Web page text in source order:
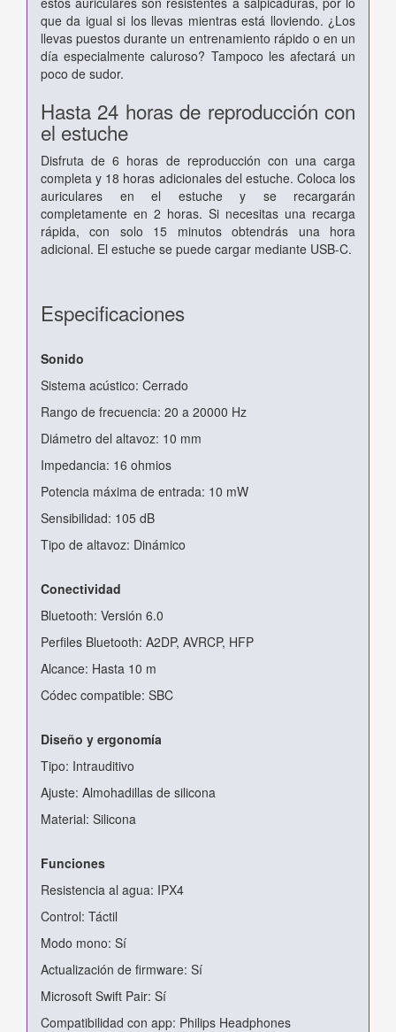
que da igual si los llevas mientras está lloviendo. ¿Los
llevas puestos durante un entrenamiento rápido o en un
día especialmente caluroso? Tampoco les afectará un
poco de sudor.
Hasta 24 horas de reproducción con
el estuche
Disfruta de 6 horas de reproducción con una carga
completa y 18 horas adicionales del estuche. Coloca los
auriculares en el estuche y se recargarán
completamente en 2 horas. Si necesitas una recarga
rápida, con solo 15 minutos obtendrás una hora
adicional. El estuche se puede cargar mediante USB-C.
Especificaciones
Sonido
Sistema acústico: Cerrado
Rango de frecuencia: 20 a 20000 Hz
Diámetro del altavoz: 10 mm
Impedancia: 16 ohmios
Potencia máxima de entrada: 10 mW
Sensibilidad: 105 dB
Tipo de altavoz: Dinámico
Conectividad
Bluetooth: Versión 6.0
Perfiles Bluetooth: A2DP, AVRCP, HFP
Alcance: Hasta 10 m
Códec compatible: SBC
Diseño y ergonomía
Tipo: Intrauditivo
Ajuste: Almohadillas de silicona
Material: Silicona
Funciones
Resistencia al agua: IPX4
Control: Táctil
Modo mono: Sí
Actualización de firmware: Sí
Microsoft Swift Pair: Sí
Compatibilidad con app: Philips Headphones